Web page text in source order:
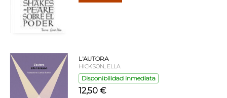
L'AUTORA
HICKSON, ELLA
Disponibilidad inmediata
12,50 €